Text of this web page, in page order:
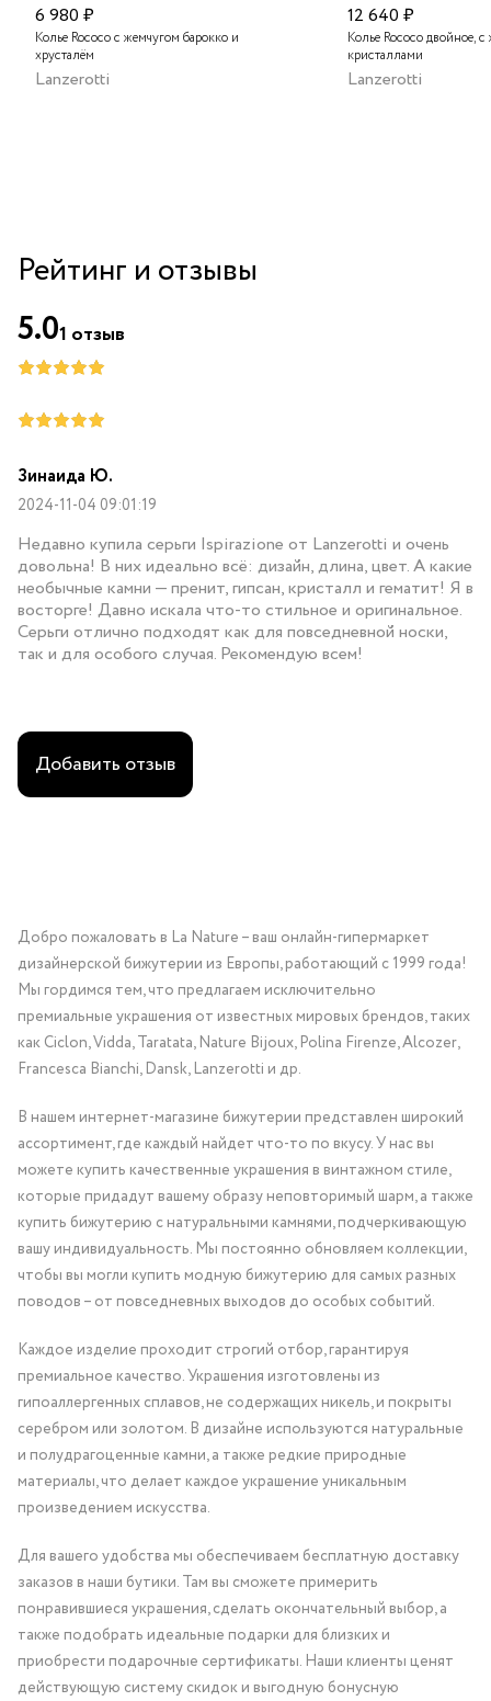
6 980 ₽
Колье Rococo с жемчугом барокко и
хрусталём
Lanzerotti
12 640 ₽
Колье Rococo двойное,
кристаллами
Lanzerotti
Рейтинг и отзывы
Зинаида Ю.
2024-11-04 09:01:19
Недавно купила серьги Ispirazione от Lanzerotti и очень
довольна! В них идеально всё: дизайн, длина, цвет. А какие
необычные камни — пренит, гипсан, кристалл и гематит! Я в
восторге! Давно искала что-то стильное и оригинальное.
Серьги отлично подходят как для повседневной носки,
так и для особого случая. Рекомендую всем!
5.01 отзыв
Добавить отзыв
Добро пожаловать в La Nature – ваш онлайн-гипермаркет
дизайнерской бижутерии из Европы, работающий с 1999 года!
Мы гордимся тем, что предлагаем исключительно
премиальные украшения от известных мировых брендов, таких
как Ciclon, Vidda, Taratata, Nature Bijoux, Polina Firenze, Alcozer,
Francesca Bianchi, Dansk, Lanzerotti и др.
В нашем интернет-магазине бижутерии представлен широкий
ассортимент, где каждый найдет что-то по вкусу. У нас вы
можете купить качественные украшения в винтажном стиле,
которые придадут вашему образу неповторимый шарм, а также
купить бижутерию с натуральными камнями, подчеркивающую
вашу индивидуальность. Мы постоянно обновляем коллекции,
чтобы вы могли купить модную бижутерию для самых разных
поводов – от повседневных выходов до особых событий.
Каждое изделие проходит строгий отбор, гарантируя
премиальное качество. Украшения изготовлены из
гипоаллергенных сплавов, не содержащих никель, и покрыты
серебром или золотом. В дизайне используются натуральные
и полудрагоценные камни, а также редкие природные
материалы, что делает каждое украшение уникальным
произведением искусства.
Для вашего удобства мы обеспечиваем бесплатную доставку
заказов в наши бутики. Там вы сможете примерить
понравившиеся украшения, сделать окончательный выбор, а
также подобрать идеальные подарки для близких и
приобрести подарочные сертификаты. Наши клиенты ценят
действующую систему скидок и выгодную бонусную